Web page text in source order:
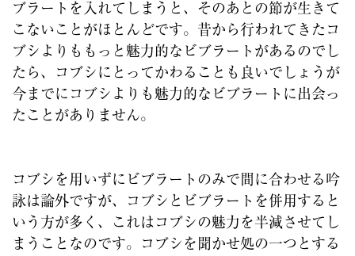
ブラートを入れてしまうと、そのあとの節が生きて
こないことがほとんどです。昔から行われてきたコ
ブシよりももっと魅力的なビブラートがあるのでし
たら、コブシにとってかわることも良いでしょうが
今までにコブシよりも魅力的なビブラートに出会っ
たことがありません。
コブシを用いずにビブラートのみで間に合わせる吟
詠は論外ですが、コブシとビブラートを併用すると
いう方が多く、これはコブシの魅力を半減させてし
まうことなのです。コブシを聞かせ処の一つとする